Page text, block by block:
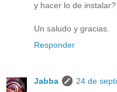
y hacer lo de
Un saludo y gracias.
Responder
Jabba
24 de